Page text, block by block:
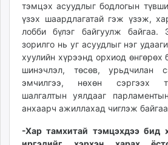
тэмцэх асуудлыг бодлогын
үзэх шаардлагатай гэж үзэж,
лобби бүлэг байгуулж байгаа.
зорилго нь уг асуудлыг нэг
хуулийн хүрээнд орхиод өнгөрөх
шинэчлэл, төсөв, урьдчилан
эмчилгээ, нөхөн сэргээх
шалгалтын уялдааг
анхаарч ажиллахад чиглэж
-Хар тамхитай тэмцэхдээ бид